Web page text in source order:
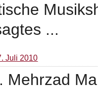
...
Juli 2010
Mehrzad